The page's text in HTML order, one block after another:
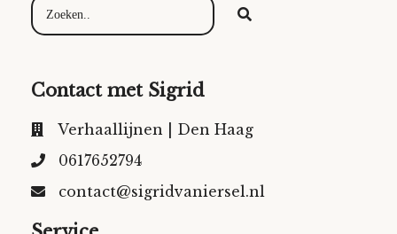
Contact met Sigrid
Verhaallijnen | Den Haag
0617652794
contact@sigridvaniersel.nl